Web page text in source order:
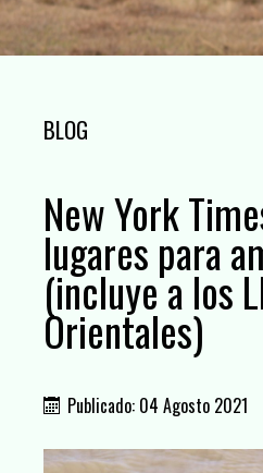
BLOG
New York
lugares para
(incluye a los
Orientales)
Publicado: 04 Agosto 2021